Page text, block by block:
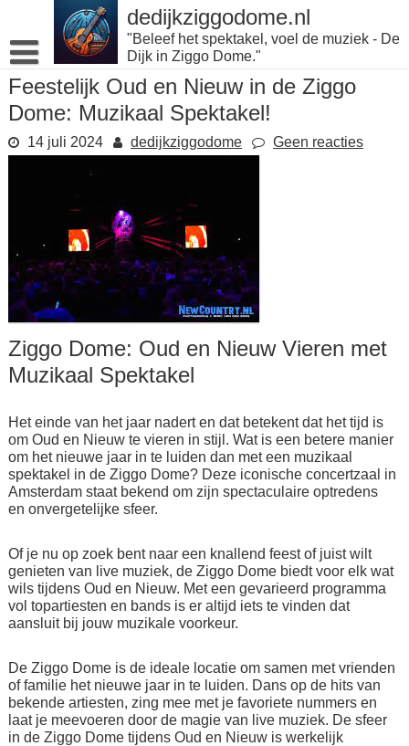
inhoud
gaan
dedijkziggodome.nl
"Beleef het spektakel, voel de muziek - De
Dijk in Ziggo Dome."
Feestelijk Oud en Nieuw in de Ziggo
Dome: Muzikaal Spektakel!
14 juli 2024 dedijkziggodome Geen reacties
Ziggo Dome: Oud en Nieuw Vieren met
Muzikaal Spektakel
Het einde van het jaar nadert en dat betekent dat het tijd is
om Oud en Nieuw te vieren in stijl. Wat is een betere manier
om het nieuwe jaar in te luiden dan met een muzikaal
spektakel in de Ziggo Dome? Deze iconische concertzaal in
Amsterdam staat bekend om zijn spectaculaire optredens
en onvergetelijke sfeer.
Of je nu op zoek bent naar een knallend feest of juist wilt
genieten van live muziek, de Ziggo Dome biedt voor elk wat
wils tijdens Oud en Nieuw. Met een gevarieerd programma
vol topartiesten en bands is er altijd iets te vinden dat
aansluit bij jouw muzikale voorkeur.
De Ziggo Dome is de ideale locatie om samen met vrienden
of familie het nieuwe jaar in te luiden. Dans op de hits van
bekende artiesten, zing mee met je favoriete nummers en
laat je meevoeren door de magie van live muziek. De sfeer
in de Ziggo Dome tijdens Oud en Nieuw is werkelijk